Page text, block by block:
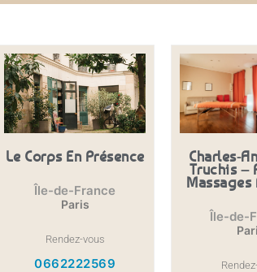
Le Corps En Présence
Île-de-France
Paris
Rendez-vous
0662222569
Charles-
Truchis –
Massages
Île-de-